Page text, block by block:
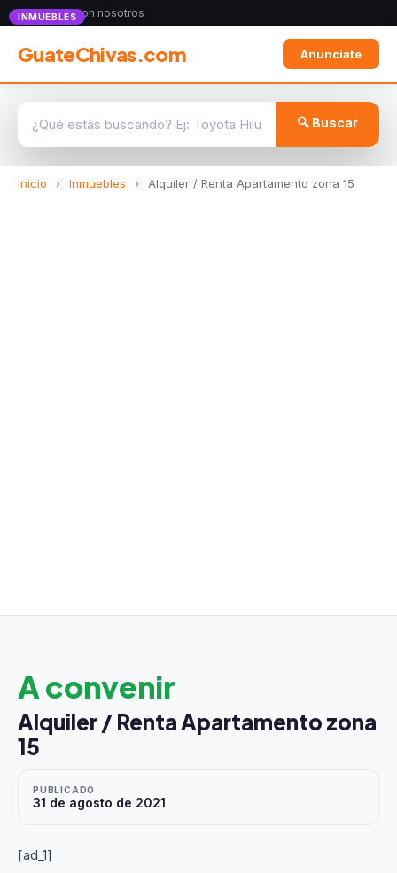
Anunciate con nosotros
GuateChivas.com Anunciate
🔍 Buscar
Inicio › Inmuebles › Alquiler / Renta Apartamento zona 15
INMUEBLES
A convenir
Alquiler / Renta Apartamento zona
15
PUBLICADO
31 de agosto de 2021
[ad_1]